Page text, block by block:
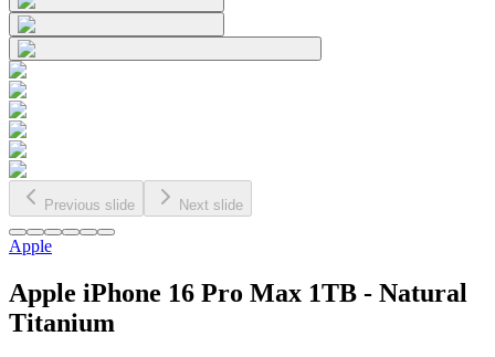
Previous slide Next slide
Apple
Apple iPhone 16 Pro Max 1TB - Natural
Titanium